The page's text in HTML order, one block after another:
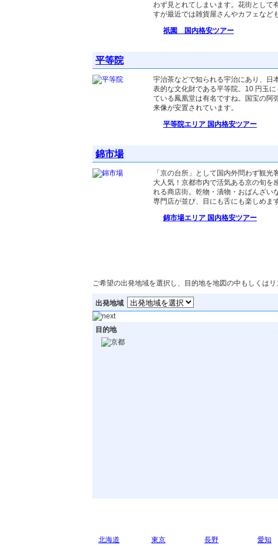
わず見とれてしまいます。花街として
すが最近では雑貨屋さんやカフェなども
祇園 国内格安ツアー
平等院
宇治茶などで知られる宇治にあり、日
表的な文化財である平等院。10 円玉に
ている鳳凰堂は有名ですね。国宝の阿
来像が安置されています。
平等院エリア 国内格安ツアー
錦市場
「京の台所」として国内外問わず観光
大人気！京都市内で活気ある京の旬を
れる商店街。乾物・漬物・おばんざい
専門店が並び、目にも舌にも楽しめます
錦市場エリア 国内格安ツアー
ご希望の出発地域を選択し、目的地を地図の中もしくはリ
出発地域
目的地
北海道 東京 長野 愛知